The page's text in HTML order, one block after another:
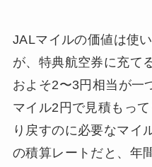
JALマイルの価値は使
が、特典航空券に充て
およそ2〜3円相当が一
マイル2円で見積もっ
り戻すのに必要なマイ
の積算レートだと、年